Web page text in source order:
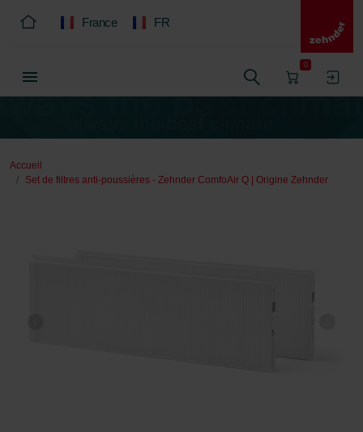
France FR
0
Accueil
Set de filtres anti-poussières - Zehnder ComfoAir Q | Origine Zehnder